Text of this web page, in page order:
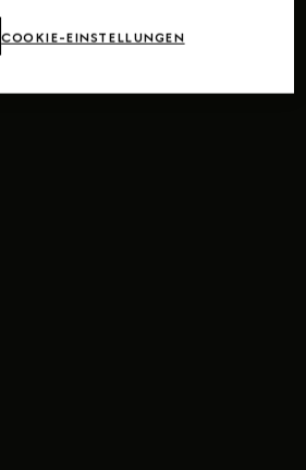
COOKIE-EINSTELLUNGEN